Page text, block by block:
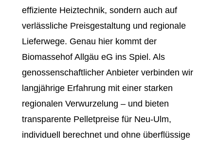
effiziente Heiztechnik, sondern auch auf
verlässliche Preisgestaltung und regionale
Lieferwege. Genau hier kommt der
Biomassehof Allgäu eG ins Spiel. Als
genossenschaftlicher Anbieter verbinden wir
langjährige Erfahrung mit einer starken
regionalen Verwurzelung – und bieten
transparente Pelletpreise für Neu-Ulm,
individuell berechnet und ohne überflüssige